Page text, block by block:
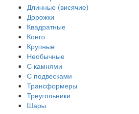
Длинные (висячие)
Дорожки
Квадратные
Конго
Крупные
Необычные
С камнями
С подвесками
Трансформеры
Треугольники
Шары